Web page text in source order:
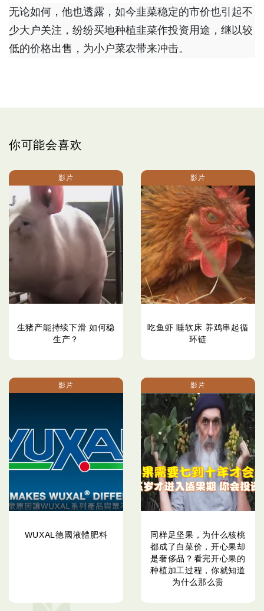
无论如何，他也透露，如今韭菜稳定的市价也引起不
少大户关注，纷纷买地种植韭菜作投资用途，继以较
低的价格出售，为小户菜农带来冲击。
你可能会喜欢
影片
生猪产能持续下滑 如何稳
生产？
影片
吃鱼虾 睡软床 养鸡串起循
环链
影片
WUXAL德國液體肥料
影片
同样足坚果，为什么核桃
都成了白菜价，开心果却
是奢侈品？看完开心果的
种植加工过程，你就知道
为什么那么贵